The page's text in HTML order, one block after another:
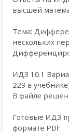
высшей
Тема:
нескольких
ИДЗ 10.1
229 в
В файле
Готовые ИДЗ
формате PDF.